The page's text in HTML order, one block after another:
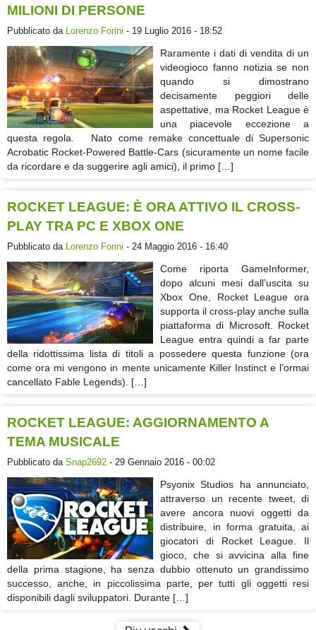
MILIONI DI PERSONE
Pubblicato da Lorenzo Forini - 19 Luglio 2016 - 18:52
Raramente i dati di vendita di un
videogioco fanno notizia se non
quando si dimostrano
decisamente peggiori delle
aspettative, ma Rocket League è
una piacevole eccezione a
questa regola. Nato come remake concettuale di Supersonic
Acrobatic Rocket-Powered Battle-Cars (sicuramente un nome facile
da ricordare e da suggerire agli amici), il primo […]
ROCKET LEAGUE: È ORA ATTIVO IL CROSS-
PLAY TRA PC E XBOX ONE
Pubblicato da Lorenzo Forini - 24 Maggio 2016 - 16:40
Come riporta GameInformer,
dopo alcuni mesi dall’uscita su
Xbox One, Rocket League ora
supporta il cross-play anche sulla
piattaforma di Microsoft. Rocket
League entra quindi a far parte
della ridottissima lista di titoli a possedere questa funzione (ora
come ora mi vengono in mente unicamente Killer Instinct e l’ormai
cancellato Fable Legends). […]
ROCKET LEAGUE: AGGIORNAMENTO A
TEMA MUSICALE
Pubblicato da Snap2692 - 29 Gennaio 2016 - 00:02
Psyonix Studios ha annunciato,
attraverso un recente tweet, di
avere ancora nuovi oggetti da
distribuire, in forma gratuita, ai
giocatori di Rocket League. Il
gioco, che si avvicina alla fine
della prima stagione, ha senza dubbio ottenuto un grandissimo
successo, anche, in piccolissima parte, per tutti gli oggetti resi
disponibili dagli sviluppatori. Durante […]